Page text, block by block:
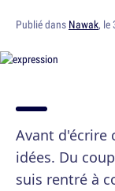
Publié dans Nawak, le
Avant d'écrire
idées. Du
suis rentré à